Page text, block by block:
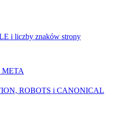
i liczby znaków strony
META
ROBOTS i CANONICAL